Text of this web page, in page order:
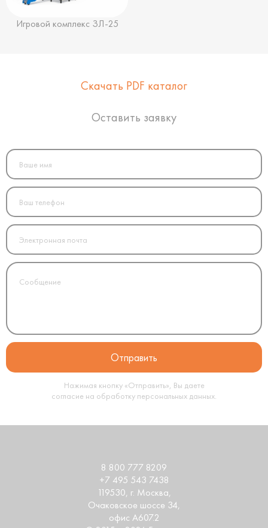
Игровой комплекс ЗЛ-25
Скачать PDF каталог
Оставить заявку
Нажимая кнопку «Отправить», Вы даете
согласие на обработку персональных данных.
119530, г. Москва,
Очаковское шоссе 34,
офис А607.2
8 800 777 8209
+7 495 543 7438